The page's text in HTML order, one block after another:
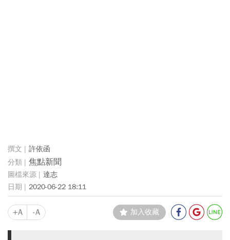
許依函
焦點新聞
達志
2020-06-22 18:11
+A -A 加入收藏